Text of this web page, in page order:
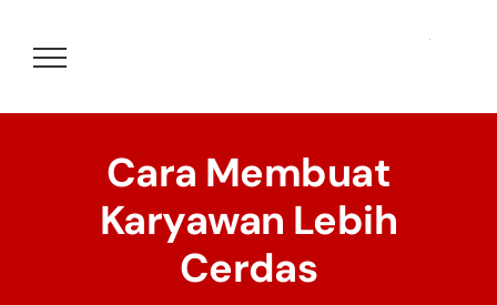
Cara Membuat
Karyawan Lebih
Cerdas